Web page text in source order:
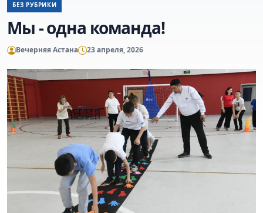
БЕЗ РУБРИКИ
Мы - одна команда!
Вечерняя Астана 23 апреля, 2026